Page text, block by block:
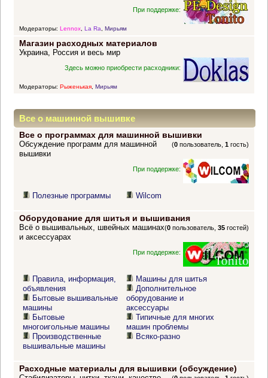
При поддержке:
Модераторы: Lennox, La Ra, Мирьям
Магазин расходных материалов
Украина, Россия и весь мир
Здесь можно приобрести расходники:
Модераторы: Рыженькая, Мирьям
Все о машинной вышивке
Все о программах для машинной вышивки
(0 пользователь,1 гость)
Обсуждение программ для машинной
вышивки
При поддержке:
Полезные программы Wilcom
Оборудование для шитья и вышивания
(0 пользователь,35 гостей)
Всё о вышивальных, швейных машинах
и аксессуарах
При поддержке:
Правила, информация,
объявления
Бытовые вышивальные
машины
Бытовые
многоигольные машины
Производственные
вышивальные машины
Машины для шитья
Дополнительное
оборудование и
аксессуары
Типичные для многих
машин проблемы
Всяко-разно
Расходные материалы для вышивки (обсуждение)